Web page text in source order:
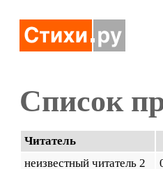
Список
Читатель
неизвестный читатель 2